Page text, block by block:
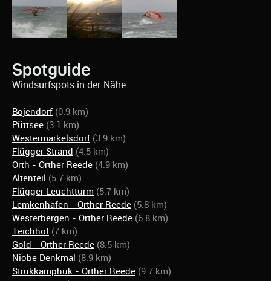
Spotguide
Windsurfspots in der Nähe
Bojendorf (0.9 km)
Püttsee (3.1 km)
Westermarkelsdorf (3.9 km)
Flügger Strand (4.5 km)
Orth - Orther Reede (4.9 km)
Altenteil (5.7 km)
Flügger Leuchtturm (5.7 km)
Lemkenhafen - Orther Reede (5.8 km)
Westerbergen - Orther Reede (6.8 km)
Teichhof (7 km)
Gold - Orther Reede (8.5 km)
Niobe Denkmal (8.9 km)
Strukkamphuk - Orther Reede (9.7 km)